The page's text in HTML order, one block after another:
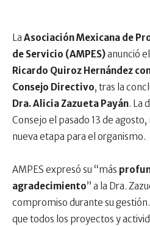
La Asociación Mexicana de
de Servicio (AMPES)anunció
Ricardo Quiroz Hernández
Consejo Directivo, tras la
Dra. Alicia Zazueta Payán. La
Consejo el pasado 13 de
nueva etapa para el organismo.
AMPES expresó su “más
agradecimiento” a la Dra.
compromiso durante su
que todos los proyectos y